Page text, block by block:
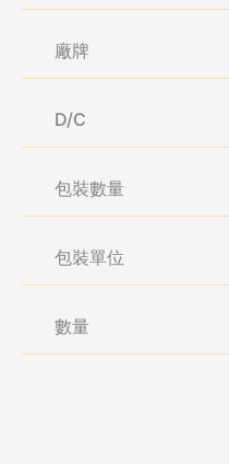
廠牌
D/C
包裝數量
包裝單位
數量